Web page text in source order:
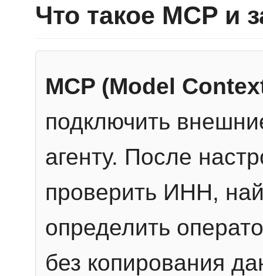
Что такое MCP и
MCP (Model
подключить
агенту. После
проверить ИНН,
определить
без копирования